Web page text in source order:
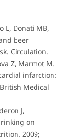
L, Donati MB,
beer
Circulation.
Z, Marmot M.
infarction:
Medical
J,
on
2009;